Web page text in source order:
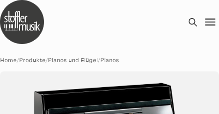
Home/Produkte/Pianos und Flügel/Pianos